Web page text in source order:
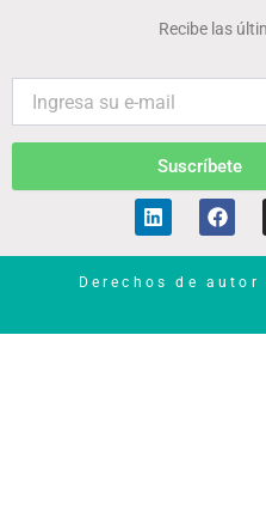
Suscríbete
Recibe las
Linkedin
Derechos de